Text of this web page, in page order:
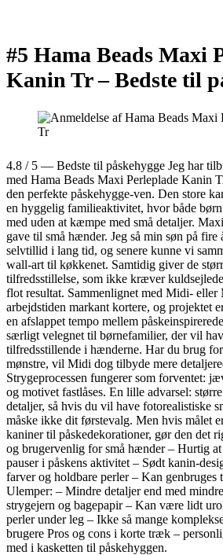
#5 Hama Beads Maxi
Kanin Tr –Bedste til
4.8 / 5 — Bedste til påskehygge Jeg har
med Hama Beads Maxi Perleplade Kanin
den perfekte påskehygge-ven. Den store
en hyggelig familieaktivitet, hvor både
med uden at kæmpe med små detaljer.
gave til små hænder. Jeg så min søn på fire
selvtillid i lang tid, og senere kunne vi
wall-art til køkkenet. Samtidig giver de
tilfredsstillelse, som ikke kræver
flot resultat. Sammenlignet med Midi-
arbejdstiden markant kortere, og projektet
en afslappet tempo mellem
særligt velegnet til børnefamilier, der vil
tilfredsstillende i hænderne. Har du brug
mønstre, vil Midi dog tilbyde mere
Strygeprocessen fungerer som forventet:
og motivet fastlåses. En lille advarsel:
detaljer, så hvis du vil have fotorealistiske
måske ikke dit førstevalg. Men hvis målet
kaniner til påskedekorationer, gør den det
og brugervenlig for små hænder – Hurtig
pauser i påskens aktivitet – Sødt kanin-
farver og holdbare perler – Kan genbruges
Ulemper: – Mindre detaljer end med
strygejern og bagepapir – Kan være lidt
perler under leg – Ikke så mange
brugere Pros og cons i korte træk –
med i kasketten til påskehyggen.